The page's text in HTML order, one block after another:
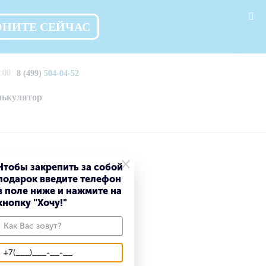
СЕЙЧАС
8 (499) 504-04-52
×
закрепить за собой
введите телефон
поле ниже и нажмите на
"Хочу!"